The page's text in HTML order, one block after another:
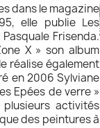
dans le magazine
elle publie Les
Frisenda.
X » son album
réalise également
en 2006 Sylviane
Epées de verre »
activités
des peintures à